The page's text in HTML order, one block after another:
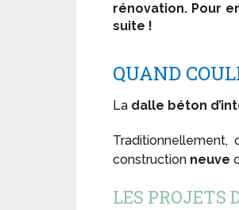
rénovation. Pour
suite !
QUAND
La dalle béton
construction neuve
LES PROJETS